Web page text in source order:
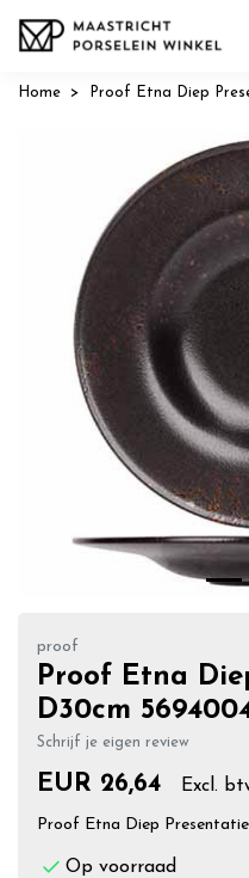
Home Proof Etna Diep
Vorige
proof
Proof Etna
D30cm
Schrijf je eigen review
EUR 26,64 Excl.
Proof Etna Diep
Op voorraad